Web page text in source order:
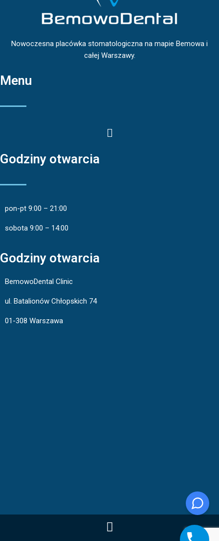
Nowoczesna placówka stomatologiczna na mapie Bemowa i
całej Warszawy.
Menu
Godziny otwarcia
pon-pt 9:00 – 21:00
sobota 9:00 – 14:00
Godziny otwarcia
BemowoDental Clinic
ul. Batalionów Chłopskich 74
01-308 Warszawa